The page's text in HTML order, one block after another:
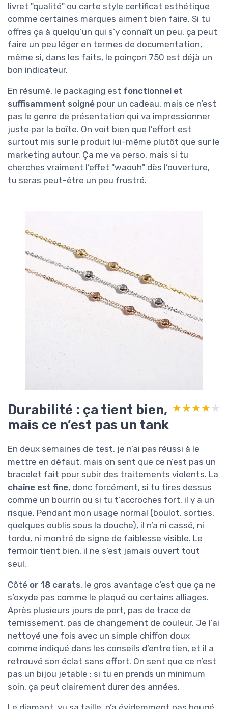
livret "qualité" ou carte style certificat esthétique
comme certaines marques aiment bien faire. Si tu
offres ça à quelqu’un qui s’y connaît un peu, ça peut
faire un peu léger en termes de documentation,
même si, dans les faits, le poinçon 750 est déjà un
bon indicateur.
En résumé, le packaging est fonctionnel et
suffisamment soigné pour un cadeau, mais ce n’est
pas le genre de présentation qui va impressionner
juste par la boîte. On voit bien que l’effort est
surtout mis sur le produit lui-même plutôt que sur le
marketing autour. Ça me va perso, mais si tu
cherches vraiment l’effet "waouh" dès l’ouverture,
tu seras peut-être un peu frustré.
Durabilité : ça tient bien,
mais ce n’est pas un tank
★★★★★
★★★★★
En deux semaines de test, je n’ai pas réussi à le
mettre en défaut, mais on sent que ce n’est pas un
bracelet fait pour subir des traitements violents. La
chaîne est fine, donc forcément, si tu tires dessus
comme un bourrin ou si tu t’accroches fort, il y a un
risque. Pendant mon usage normal (boulot, sorties,
quelques oublis sous la douche), il n’a ni cassé, ni
tordu, ni montré de signe de faiblesse visible. Le
fermoir tient bien, il ne s’est jamais ouvert tout
seul.
Côté or 18 carats, le gros avantage c’est que ça ne
s’oxyde pas comme le plaqué ou certains alliages.
Après plusieurs jours de port, pas de trace de
ternissement, pas de changement de couleur. Je l’ai
nettoyé une fois avec un simple chiffon doux
comme indiqué dans les conseils d’entretien, et il a
retrouvé son éclat sans effort. On sent que ce n’est
pas un bijou jetable : si tu en prends un minimum
soin, ça peut clairement durer des années.